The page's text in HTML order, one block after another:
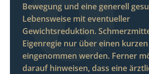
Bewegung und eine generell
Lebensweise mit eventueller
Gewichtsreduktion.
Eigenregie nur über einen
eingenommen werden. Ferner
darauf hinweisen, dass eine